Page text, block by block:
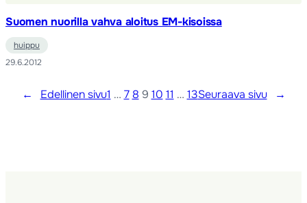
Suomen nuorilla vahva aloitus EM-kisoissa
huippu
29.6.2012
← Edellinen sivu1 … 7 8 9 10 11 … 13Seuraava sivu →